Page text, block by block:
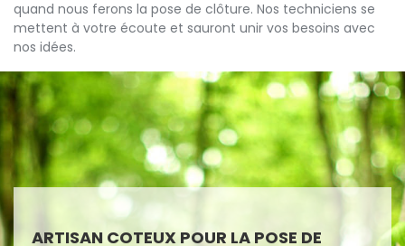
quand nous ferons la pose de clôture. Nos techniciens se
mettent à votre écoute et sauront unir vos besoins avec
nos idées.
ARTISAN COTEUX POUR LA POSE DE